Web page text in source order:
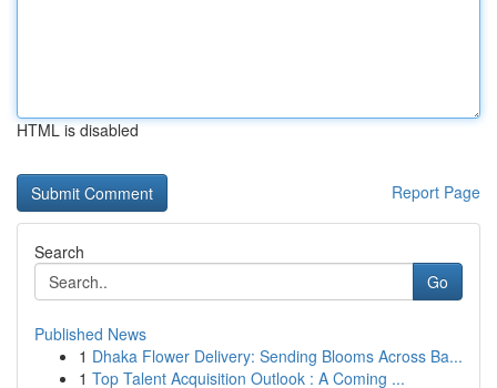
HTML is disabled
Report Page
Search
Go
Published News
1 Dhaka Flower Delivery: Sending Blooms Across Ba...
1 Top Talent Acquisition Outlook : A Coming ...